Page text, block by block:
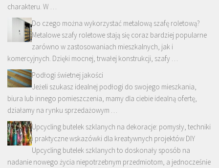
charakteru. W …
Do czego można wykorzystać metalową szafę roletową?
Metalowe szafy roletowe stają się coraz bardziej popularne
zarówno w zastosowaniach mieszkalnych, jak i
komercyjnych. Dzięki mocnej, trwałej konstrukcji, szafy …
Podłogi świetnej jakości
Jeżeli szukasz idealnej podłogi do swojego mieszkania,
biura lub innego pomieszczenia, mamy dla ciebie idealną ofertę,
działamy na rynku sprzedażowym …
Upcycling butelek szklanych na dekoracje: pomysły, techniki
i praktyczne wskazówki dla kreatywnych projektów DIY
Upcycling butelek szklanych to doskonały sposób na
nadanie nowego życia niepotrzebnym przedmiotom, a jednocześnie